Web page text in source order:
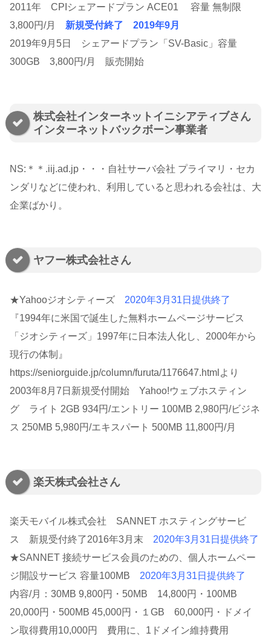
2011年 CPIシェアードプラン ACE01 容量 無制限
3,800円/月 新規受付終了 2019年9月
2019年9月5日 シェアードプラン「SV-Basic」容量
300GB 3,800円/月 販売開始
株式会社インターネットイニシアティブさん
インターネットバックボーン事業者
NS:＊＊.iij.ad.jp・・・自社サーバ会社 プライマリ・セカ
ンダリなどに使われ、利用していると思われる会社は、大
企業ばかり。
ヤフー株式会社さん
★Yahooジオシティーズ 2020年3月31日提供終了
『1994年に米国で誕生した無料ホームページサービス
「ジオシティーズ」1997年に日本法人化し、2000年から
現行の体制』
https://seniorguide.jp/column/furuta/1176647.htmlより
2003年8月7日新規受付開始 Yahoo!ウェブホスティン
グ ライト 2GB 934円/エントリー 100MB 2,980円/ビジネ
ス 250MB 5,980円/エキスパート 500MB 11,800円/月
楽天株式会社さん
楽天モバイル株式会社 SANNET ホスティングサービ
ス 新規受付終了2016年3月末 2020年3月31日提供終了
★SANNET 接続サービス会員のための、個人ホームペー
ジ開設サービス 容量100MB 2020年3月31日提供終了
内容/月：30MB 9,800円・50MB 14,800円・100MB
20,000円・500MB 45,000円・１GB 60,000円・ドメイ
ン取得費用10,000円 費用に、1ドメイン維持費用